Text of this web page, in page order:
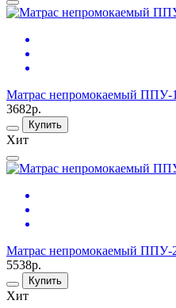
Матрас непромокаемый ППУ-
3682р.
Купить
Хит
Матрас непромокаемый ППУ-
5538р.
Купить
Хит